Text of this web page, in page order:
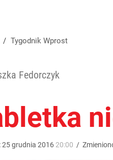
/ Tygodnik Wprost
Fedorczyk
25grudnia 2016 20:00 /